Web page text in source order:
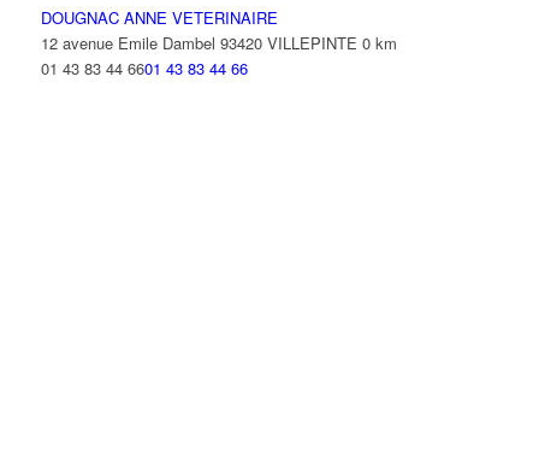
DOUGNAC ANNE VETERINAIRE
12 avenue Emile Dambel 93420 VILLEPINTE 0 km
01 43 83 44 6601 43 83 44 66